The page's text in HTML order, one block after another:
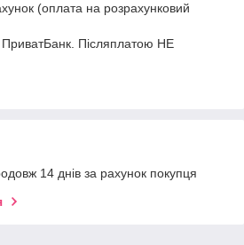
(оплата на розрахунковий
Післяплатою НЕ
14 днів за рахунок покупця